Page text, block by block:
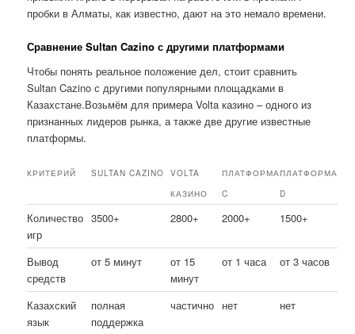
пробки в Алматы, как известно, дают на это немало времени.
Сравнение Sultan Cazino с другими платформами
Чтобы понять реальное положение дел, стоит сравнить
Sultan Cazino с другими популярными площадками в
Казахстане.Возьмём для примера Volta казино – одного из
признанных лидеров рынка, а также две другие известные
платформы.
КРИТЕРИЙ SULTAN CAZINO
VOLTA
КАЗИНО
ПЛАТФОРМА
C
ПЛАТФОРМА
D
Количество
игр
3500+ 2800+ 2000+ 1500+
Вывод
средств
от 5 минут
от 15
минут
от 1 часа от 3 часов
Казахский
язык
полная
поддержка
частично нет нет